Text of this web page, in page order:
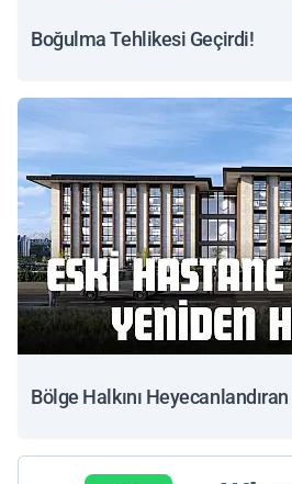
Boğulma Tehlikesi Geçirdi!
Bölge Halkını